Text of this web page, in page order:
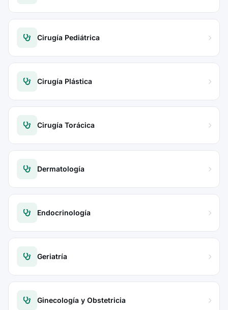
Cirugía Pediátrica
Cirugía Plástica
Cirugía Torácica
Dermatología
Endocrinología
Geriatría
Ginecología y Obstetricia